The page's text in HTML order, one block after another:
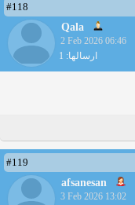
#118
Qala
2 Feb 2026 06:46
ارسالها: 1
#119
afsanesan
3 Feb 2026 13:02